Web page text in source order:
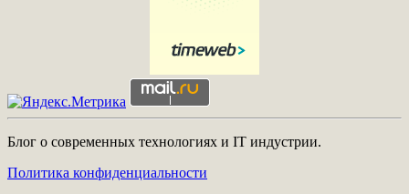
Блог о современных технологиях и IT индустрии.
Политика конфиденциальности